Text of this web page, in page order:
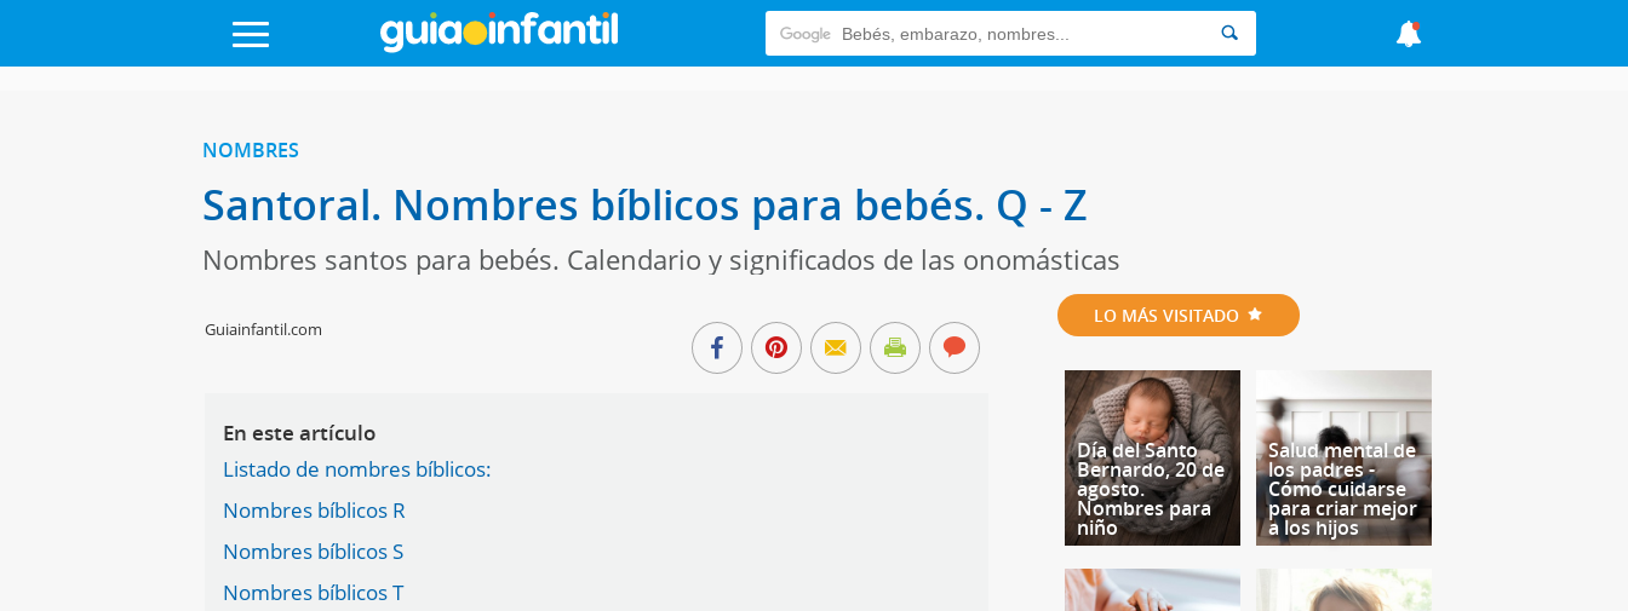
NOMBRES
Santoral. Nombres bíblicos para bebés. Q - Z
Nombres santos para bebés. Calendario y significados de las onomásticas
Guiainfantil.com
En este artículo
Listado de nombres bíblicos:
Nombres bíblicos R
Nombres bíblicos S
Nombres bíblicos T
LO MÁS VISITADO
Día del Santo
Bernardo, 20 de
agosto.
Nombres para
niño
Salud mental de
los padres -
Cómo cuidarse
para criar mejor
a los hijos